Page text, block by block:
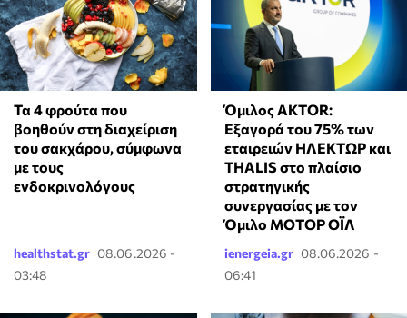
Τα 4 φρούτα που
βοηθούν στη διαχείριση
του σακχάρου, σύμφωνα
με τους
ενδοκρινολόγους
healthstat.gr 08.06.2026 -
03:48
Όμιλος AKTOR:
Εξαγορά του 75% των
εταιρειών ΗΛΕΚΤΩΡ και
THALIS στο πλαίσιο
στρατηγικής
συνεργασίας με τον
Όμιλο ΜΟΤΟΡ ΟΪΛ
ienergeia.gr 08.06.2026 -
06:41